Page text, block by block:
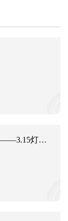
新闻学院长江记者团成功举办“最强大脑——3.15灯谜会”活动